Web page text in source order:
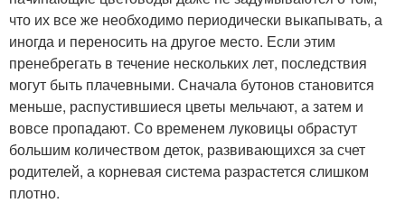
что их все же необходимо периодически выкапывать, а
иногда и переносить на другое место. Если этим
пренебрегать в течение нескольких лет, последствия
могут быть плачевными. Сначала бутонов становится
меньше, распустившиеся цветы мельчают, а затем и
вовсе пропадают. Со временем луковицы обрастут
большим количеством деток, развивающихся за счет
родителей, а корневая система разрастется слишком
плотно.